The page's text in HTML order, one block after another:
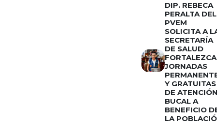
DIP. REBECA
PERALTA DEL
PVEM
SOLICITA A
SECRETARÍA
DE SALUD
FORTALEZCA
JORNADAS
Y GRATUITAS
DE
BUCAL A
BENEFICIO
LA